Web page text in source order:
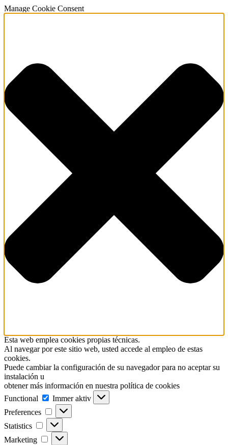
Manage Cookie Consent
Esta web emplea cookies propias técnicas.
Al navegar por este sitio web, usted accede al empleo de estas
cookies.
Puede cambiar la configuración de su navegador para no aceptar su
instalación u
obtener más información en nuestra política de cookies
Functional
Functional
Immer aktiv
Preferences
Preferences
Statistics Statistics
Marketing Marketing